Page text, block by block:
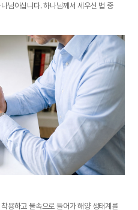
님이십니다. 하나님께서 세우신 법 중
용하고 물속으로 들어가 해양 생태계를